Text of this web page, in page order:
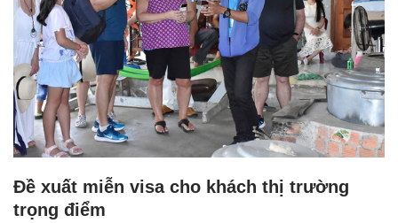
Đề xuất miễn visa cho khách thị trường
trọng điểm